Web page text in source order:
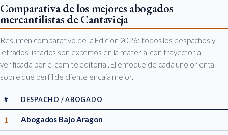
Comparativa de los mejores abogados
mercantilistas de Cantavieja
Resumen comparativo de la Edición 2026: todos los despachos y
letrados listados son expertos en la materia, con trayectoria
verificada por el comité editorial. El enfoque de cada uno orienta
sobre qué perfil de cliente encaja mejor.
# DESPACHO / ABOGADO
1 Abogados Bajo Aragon